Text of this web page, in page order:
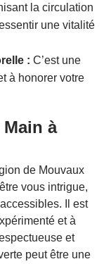
la circulation
une vitalité
: C’est une
à honorer votre
à
de Mouvaux
vous intrigue,
Il est
et à
et
peut être une